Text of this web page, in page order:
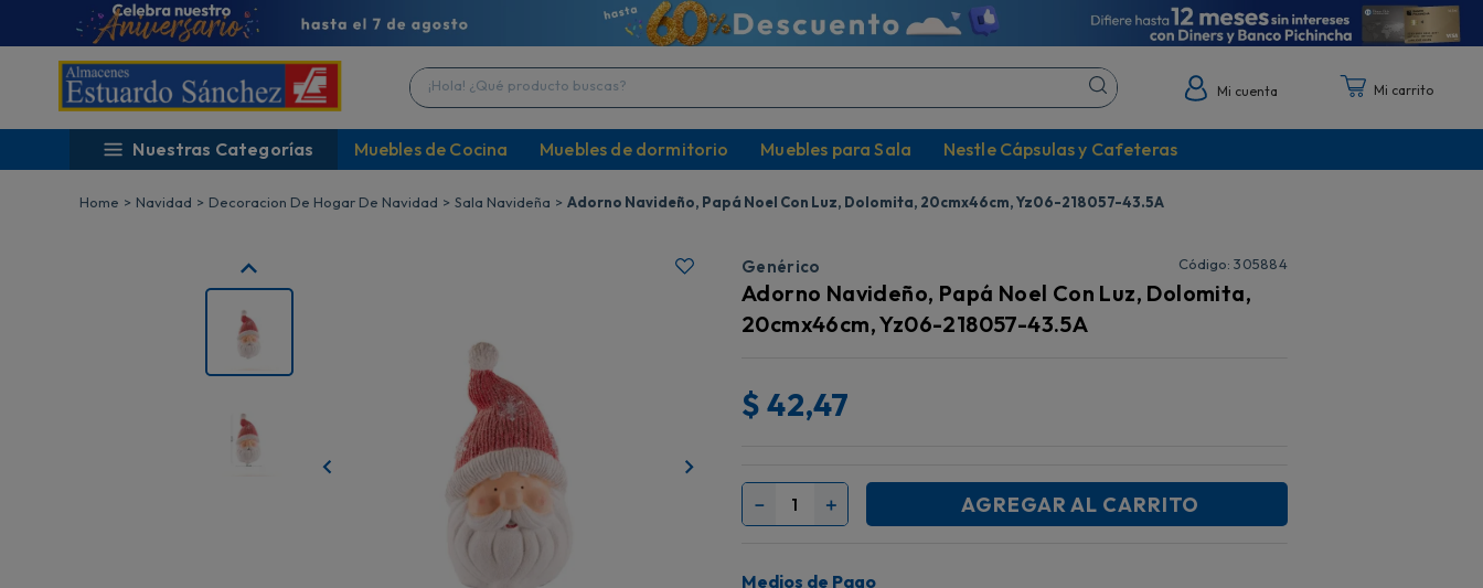
¡Hola! ¿Qué producto buscas?
Mi cuenta
Nuestras Categorías Muebles de Cocina Muebles de dormitorio Muebles para Sala Nestle Cápsulas y Cafeteras
Navidad Decoracion De Hogar De Navidad Sala Navideña Adorno Navideño, Papá Noel Con Luz, Dolomita, 20cmx46cm, Yz06-218057-43.5A
Genérico : 305884
Adorno Navideño, Papá Noel Con Luz, Dolomita,
20cmx46cm, Yz06-218057-43.5A
$42,47
＋
－ AGREGAR AL CARRITO
Medios de Pago